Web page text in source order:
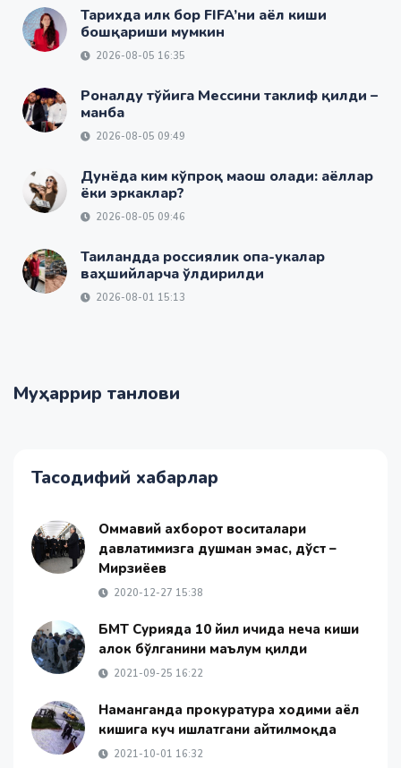
Тарихда илк бор FIFA’ни аёл киши
бошқариши мумкин
2026-08-05 16:35
Роналду тўйига Мессини таклиф қилди –
манба
2026-08-05 09:49
Дунёда ким кўпроқ маош олади: аёллар
ёки эркаклар?
2026-08-05 09:46
Таиландда россиялик опа-укалар
ваҳшийларча ўлдирилди
2026-08-01 15:13
Муҳаррир танлови
Тасодифий хабарлар
Оммавий ахборот воситалари
давлатимизга душман эмас, дўст –
Мирзиёев
2020-12-27 15:38
БМТ Сурияда 10 йил ичида неча киши
ҳалок бўлганини маълум қилди
2021-09-25 16:22
Наманганда прокуратура ходими аёл
кишига куч ишлатгани айтилмоқда
2021-10-01 16:32